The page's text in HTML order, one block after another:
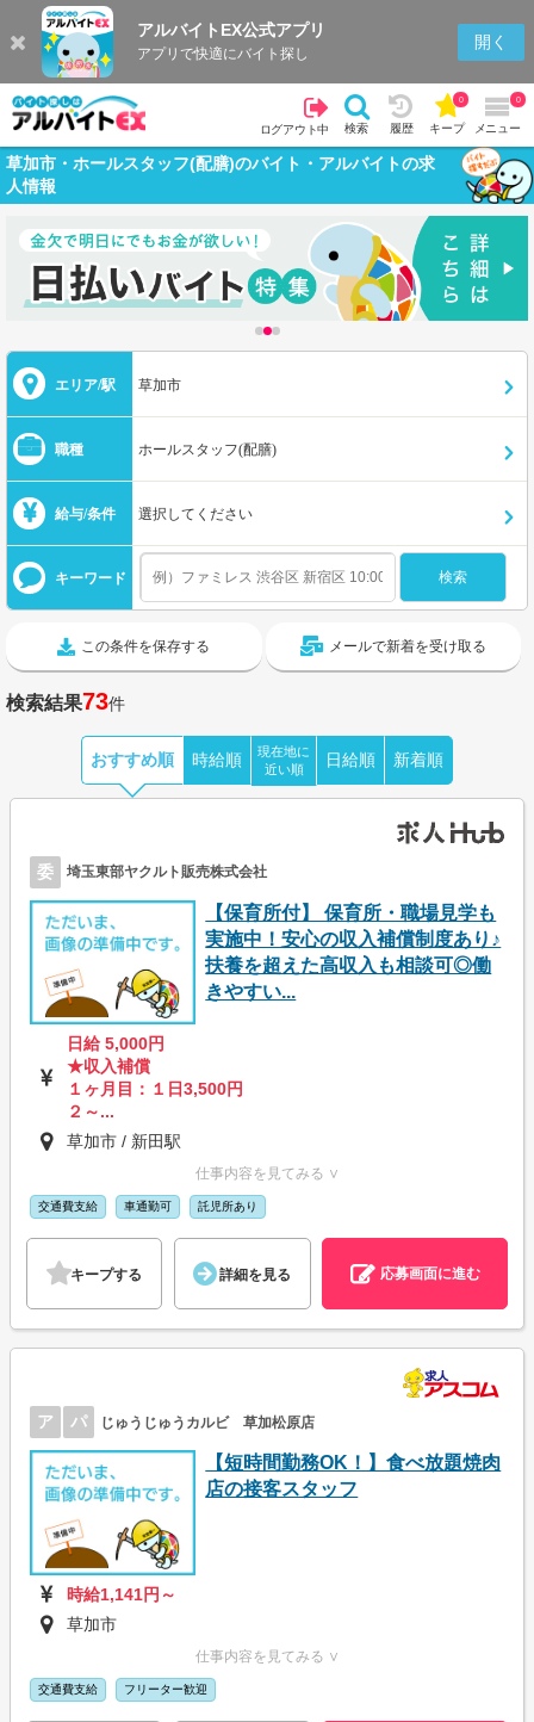
アルバイトEX公式アプリ
アプリで快適にバイト探し
開く
ログアウト中 検索 履歴 キープ
0
メニュー
0
草加市・ホールスタッフ(配膳)のバイト・アルバイトの求
人情報
エリア/駅 草加市
職種 ホールスタッフ(配膳)
給与/条件 選択してください
キーワード
この条件を保存する メールで新着を受け取る
検索結果73件
おすすめ順 時給順
現在地に
近い順
日給順 新着順
委 埼玉東部ヤクルト販売株式会社
【保育所付】 保育所・職場見学も
実施中！安心の収入補償制度あり♪
扶養を超えた高収入も相談可◎働
きやすい...
日給 5,000円
★収入補償
１ヶ月目：１日3,500円
２～...
草加市 / 新田駅
仕事内容を見てみる ∨
交通費支給 車通勤可 託児所あり
キープする 詳細を見る 応募画面に進む
ア パ じゅうじゅうカルビ 草加松原店
【短時間勤務OK！】食べ放題焼肉
店の接客スタッフ
時給1,141円～
草加市
仕事内容を見てみる ∨
交通費支給 フリーター歓迎